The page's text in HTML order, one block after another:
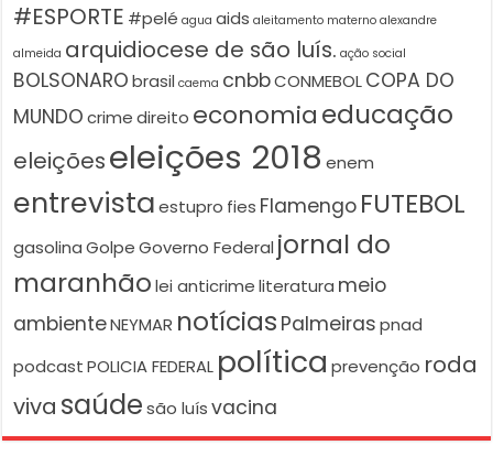
#ESPORTE #pelé agua aids aleitamento materno alexandre
almeida arquidiocese de são luís. ação social
BOLSONARO brasil caema cnbbCONMEBOLCOPA DO
MUNDO crime direito economiaeducação
eleiçõeseleições 2018 enem
entrevista estupro fies Flamengo FUTEBOL
gasolina Golpe Governo Federal jornal do
maranhão lei anticrime literatura meio
ambienteNEYMAR notícias Palmeiras pnad
podcast POLICIA FEDERAL política prevenção roda
viva saúde são luís vacina